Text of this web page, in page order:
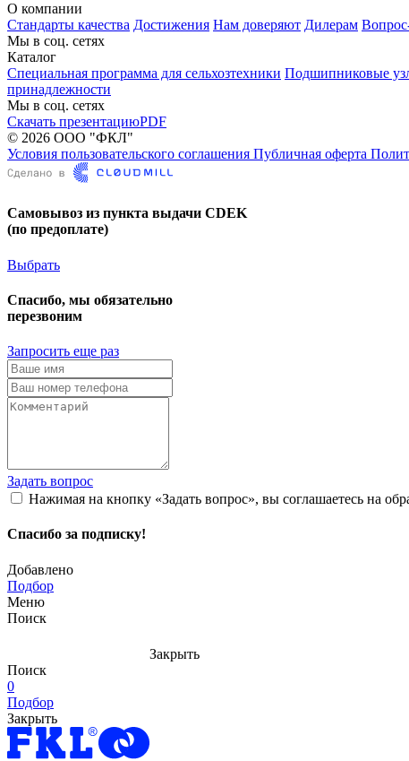
О компании
Стандарты качества Достижения Нам доверяют Дилерам
Мы в соц. сетях
Каталог
Специальная программа для сельхозтехники Подшипниковые
принадлежности
Мы в соц. сетях
Скачать презентациюPDF
© 2026 ООО "ФКЛ"
Условия пользовательского соглашения Публичная оферта
Самовывоз из пункта выдачи CDEK
(по предоплате)
Выбрать
Спасибо, мы обязательно
перезвоним
Запросить еще раз
Задать вопрос
Нажимая на кнопку «Задать вопрос», вы соглашаетесь на
Спасибо за подписку!
Добавлено
Подбор
Меню
Поиск
Закрыть
Поиск
0
Подбор
Закрыть